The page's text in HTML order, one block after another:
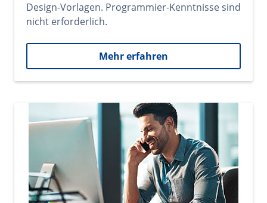
Design-Vorlagen. Programmier-Kenntnisse sind
nicht erforderlich.
Mehr erfahren